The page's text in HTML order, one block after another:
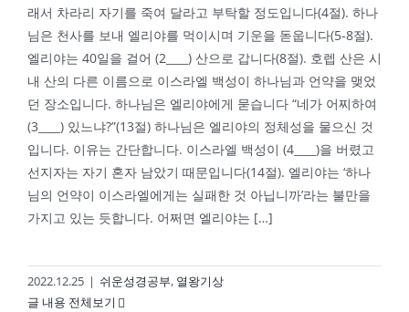
래서 차라리 자기를 죽여 달라고 부탁할 정도입니다(4절). 하나
님은 천사를 보내 엘리야를 먹이시며 기운을 돋웁니다(5-8절).
엘리야는 40일을 걸어 (2____) 산으로 갑니다(8절). 호렙 산은 시
내 산의 다른 이름으로 이스라엘 백성이 하나님과 언약을 맺었
던 장소입니다. 하나님은 엘리야에게 묻습니다 “네가 어찌하여
(3____) 있느냐?”(13절) 하나님은 엘리야의 정체성을 물으신 것
입니다. 이유는 간단합니다. 이스라엘 백성이 (4____)을 버렸고
선지자는 자기 혼자 남았기 때문입니다(14절). 엘리야는 ‘하나
님의 언약이 이스라엘에게는 실패한 것 아닙니까’라는 불만을
가지고 있는 듯합니다. 어쩌면 엘리야는 […]
2022.12.25 | 쉬운성경공부, 열왕기상
글 내용 전체보기